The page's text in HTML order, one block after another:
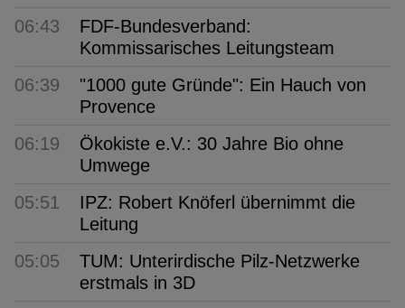
06:43
FDF-Bundesverband:
Kommissarisches Leitungsteam
06:39
"1000 gute Gründe": Ein Hauch von
Provence
06:19
Ökokiste e.V.: 30 Jahre Bio ohne
Umwege
05:51
IPZ: Robert Knöferl übernimmt die
Leitung
05:05
TUM: Unterirdische Pilz-Netzwerke
erstmals in 3D